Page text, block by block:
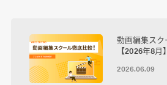
動画編集スク
【2026年8
2026.06.09